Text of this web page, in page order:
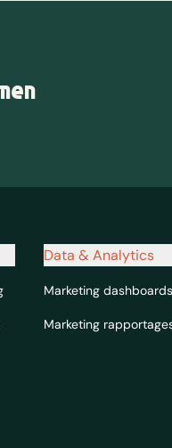
footer
Data & Analytics
Marketing dashboards
Marketing